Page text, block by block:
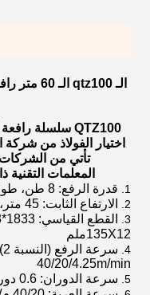
اختيار الفولاذ من شركة
تأتي من
المعلمات التقنية
قدرة الرفع: 8 طن، طول البوم: 60m
الارتفاع الثابت: 45 متر، الارتفاع الملتصق: 150 متر.
135X12ملم
40/20/4.25m/min
سرعة الدوران: 0.6 دورة/دقيقة